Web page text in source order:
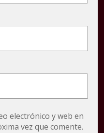
electrónico y web en
vez que comente.